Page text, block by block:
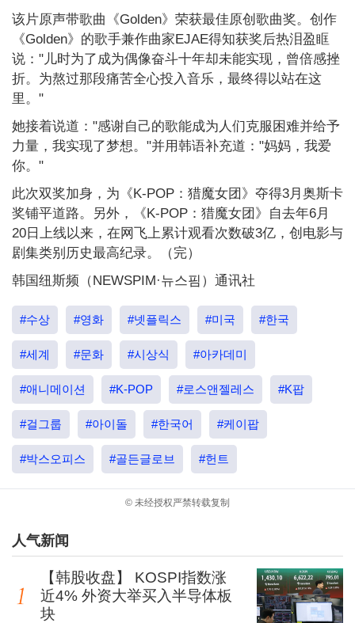
该片原声带歌曲《Golden》荣获最佳原创歌曲奖。创作
《Golden》的歌手兼作曲家EJAE得知获奖后热泪盈眶
说："儿时为了成为偶像奋斗十年却未能实现，曾倍感挫
折。为熬过那段痛苦全心投入音乐，最终得以站在这
里。"
她接着说道："感谢自己的歌能成为人们克服困难并给予
力量，我实现了梦想。"并用韩语补充道："妈妈，我爱
你。"
此次双奖加身，为《K-POP：猎魔女团》夺得3月奥斯卡
奖铺平道路。另外，《K-POP：猎魔女团》自去年6月
20日上线以来，在网飞上累计观看次数破3亿，创电影与
剧集类别历史最高纪录。（完）
韩国纽斯频（NEWSPIM·뉴스핌）通讯社
#수상 #영화 #넷플릭스 #미국 #한국
#세계 #문화 #시상식 #아카데미
#애니메이션 #K-POP #로스앤젤레스 #K팝
#걸그룹 #아이돌 #한국어 #케이팝
#박스오피스 #골든글로브 #헌트
© 未经授权严禁转载复制
人气新闻
【韩股收盘】 KOSPI指数涨
近4% 外资大举买入半导体板
块